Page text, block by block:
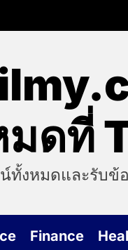
มดที่
ทั้งหมดและรับข้
Finance